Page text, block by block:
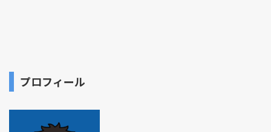
プロフィール